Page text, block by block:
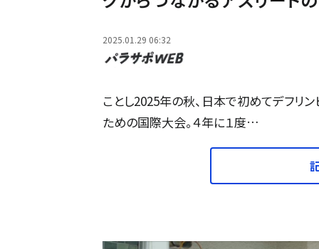
2025.01.29 06:32
ことし2025年の秋、日本で初めてデフリ
ための国際大会。４年に１度…